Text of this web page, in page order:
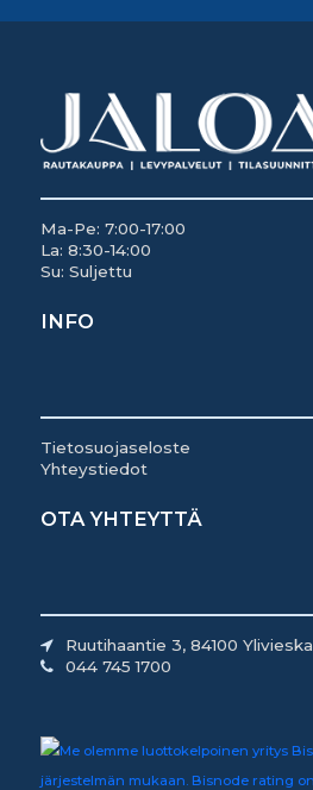
Ma-Pe: 7:00-17:00
La: 8:30-14:00
Su: Suljettu
INFO
Tietosuojaseloste
Yhteystiedot
OTA YHTEYTTÄ
Ruutihaantie 3, 84100 Ylivieska
044 745 1700